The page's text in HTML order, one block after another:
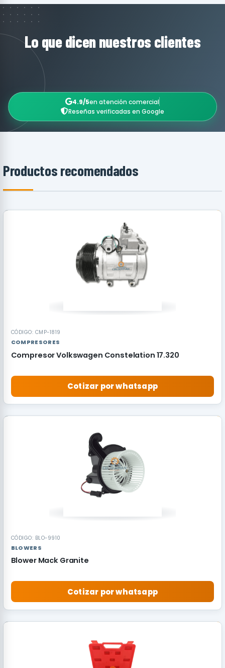
Lo que dicen nuestros clientes
4.9/5en atención comercial
Reseñas verificadas en Google
Productos recomendados
CÓDIGO: CMP-1819
COMPRESORES
Compresor Volkswagen Constelation 17.320
Cotizar por whatsapp
CÓDIGO: BLO-9910
BLOWERS
Blower Mack Granite
Cotizar por whatsapp